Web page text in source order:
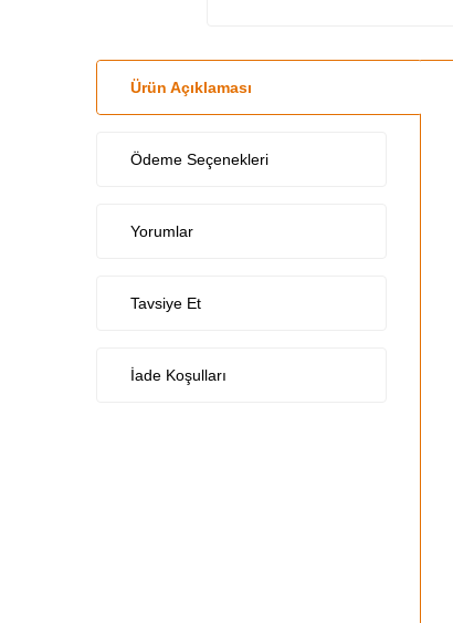
Ürün Açıklaması
Ödeme Seçenekleri
Yorumlar
Tavsiye Et
İade Koşulları